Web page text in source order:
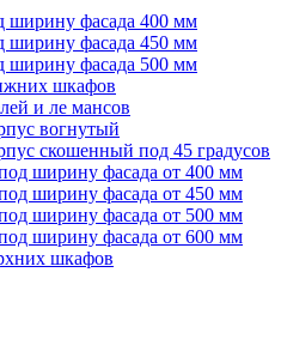
ширину фасада 400 мм
ширину фасада 450 мм
ширину фасада 500 мм
шкафов
и ле мансов
вогнутый
скошенный под 45 градусов
ширину фасада от 400 мм
ширину фасада от 450 мм
ширину фасада от 500 мм
ширину фасада от 600 мм
шкафов